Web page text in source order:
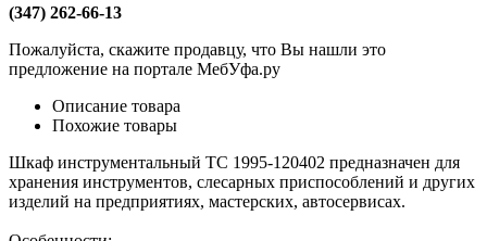
(347) 262-66-13
Пожалуйста, скажите продавцу, что Вы нашли это
предложение на портале МебУфа.ру
Описание товара
Похожие товары
Шкаф инструментальный ТС 1995-120402 предназначен для
хранения инструментов, слесарных приспособлений и других
изделий на предприятиях, мастерских, автосервисах.